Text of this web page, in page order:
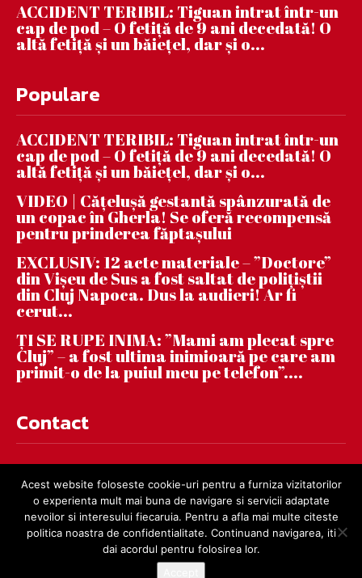
ACCIDENT TERIBIL: Tiguan intrat într-un
cap de pod – O fetiță de 9 ani decedată! O
altă fetiță și un băiețel, dar și o...
Populare
ACCIDENT TERIBIL: Tiguan intrat într-un
cap de pod – O fetiță de 9 ani decedată! O
altă fetiță și un băiețel, dar și o...
VIDEO | Căţeluşă gestantă spânzurată de
un copac în Gherla! Se oferă recompensă
pentru prinderea făptaşului
EXCLUSIV: 12 acte materiale – ”Doctore”
din Vișeu de Sus a fost saltat de polițiștii
din Cluj Napoca. Dus la audieri! Ar fi
cerut...
ȚI SE RUPE INIMA: ”Mami am plecat spre
Cluj” – a fost ultima inimioară pe care am
primit-o de la puiul meu pe telefon”....
Contact
Acest website foloseste cookie-uri pentru a furniza vizitatorilor
o experienta mult mai buna de navigare si servicii adaptate
nevoilor si interesului fiecaruia. Pentru a afla mai multe citeste
politica noastra de confidentialitate. Continuand navigarea, iti
dai acordul pentru folosirea lor.